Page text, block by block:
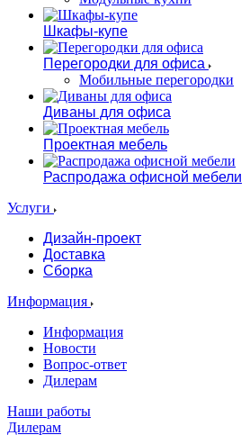
Шкафы-купе
Перегородки для офиса
Мобильные перегородки
Диваны для офиса
Проектная мебель
Распродажа офисной мебели
Услуги
Дизайн-проект
Доставка
Сборка
Информация
Информация
Новости
Вопрос-ответ
Дилерам
Наши работы
Дилерам